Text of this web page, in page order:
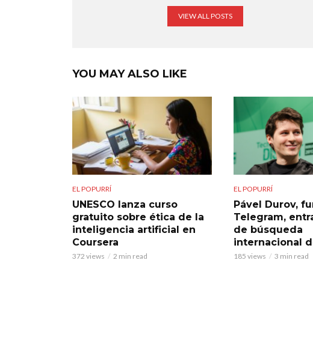
VIEW ALL POSTS
YOU MAY ALSO LIKE
EL POPURRÍ
UNESCO lanza curso
gratuito sobre ética de la
inteligencia artificial en
Coursera
372 views 2 min read
EL POPURRÍ
Pável Durov,
Telegram,
de búsqueda
internacional
185 views 3 min read